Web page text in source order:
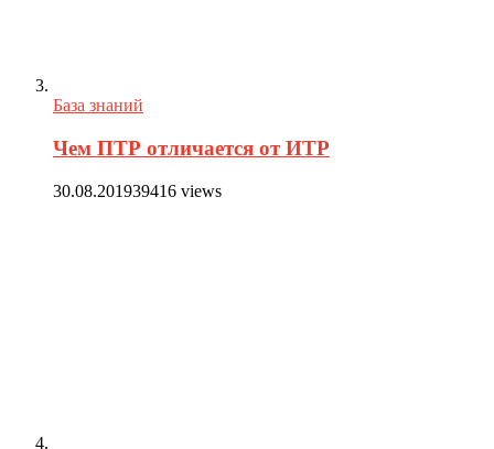
База знаний
Чем ПТР отличается от ИТР
30.08.201939416 views